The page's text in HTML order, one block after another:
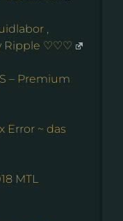
,
Ripple ♡♡♡
– Premium
Error ~ das
MTL